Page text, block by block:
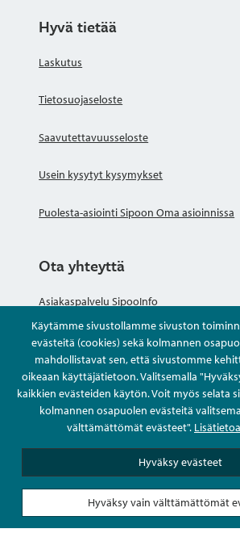
Käytämme sivustollamme sivuston
evästeitä (cookies) sekä kolmannen
mahdollistavat sen, että sivustomme
oikeaan käyttäjätietoon. Valitsemalla
kaikkien evästeiden käytön. Voit myös selata
kolmannen osapuolen evästeitä
välttämättömät evästeet".
Hyväksy evästeet
Hyväksy vain välttämättömät
Hyvä tietää
Laskutus
Tietosuojaseloste
Saavutettavuusseloste
Usein kysytyt kysymykset
Puolesta-asiointi Sipoon Oma asioinnissa
Ota yhteyttä
Asiakaspalvelu SipooInfo
Anna palautetta nimettömästi
Kysy tai asioi
Yhteystiedot